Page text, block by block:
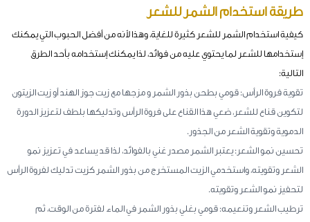
طريقة استخدام الشمر للشعر
كيفية استخدام الشمر للشعر كثيرة للغاية، وهذا لأنه من أفضل الحبوب التي يمكنك
إستخدامها للشعر لما يحتوي عليه من فوائد، لذا يمكنك إستخدامه بأحد الطرق
التالية:
تقوية فروة الرأس: قومي بطحن بذور الشمر و مزجها مع زيت جوز الهند أو زيت الزيتون
لتكوين قناع للشعر، ضعي هذا القناع على فروة الرأس وتدليكها بلطف لتعزيز الدورة
الدموية وتقوية الشعر من الجذور.
تحسين نمو الشعر: يعتبر الشمر مصدر غني بالفوائد، لذا قد يساعد في تعزيز نمو
الشعر وتقويته، واستخدمي الزيت المستخرج من بذور الشمر كزيت تدليك لفروة الرأس
لتحفيز نمو الشعر وتقويته.
ترطيب الشعر وتنعيمه: قومي بغلي بذور الشمر في الماء لفترة من الوقت، ثم